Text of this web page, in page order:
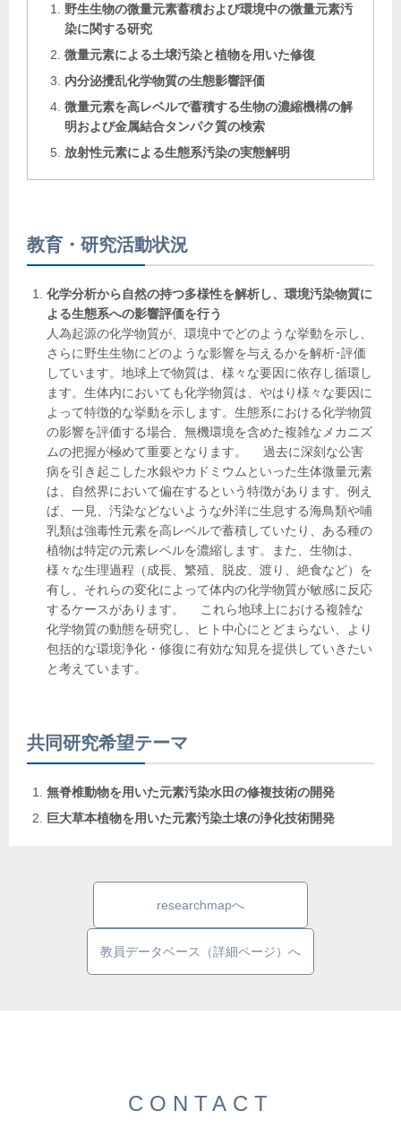
野生生物の微量元素蓄積および環境中の微量元素汚
染に関する研究
微量元素による土壌汚染と植物を用いた修復
内分泌攪乱化学物質の生態影響評価
微量元素を高レベルで蓄積する生物の濃縮機構の解
明および金属結合タンパク質の検索
放射性元素による生態系汚染の実態解明
教育・研究活動状況
化学分析から自然の持つ多様性を解析し、環境汚染物質に
よる生態系への影響評価を行う
人為起源の化学物質が、環境中でどのような挙動を示し、
さらに野生生物にどのような影響を与えるかを解析･評価
しています。地球上で物質は、様々な要因に依存し循環し
ます。生体内においても化学物質は、やはり様々な要因に
よって特徴的な挙動を示します。生態系における化学物質
の影響を評価する場合、無機環境を含めた複雑なメカニズ
ムの把握が極めて重要となります。 過去に深刻な公害
病を引き起こした水銀やカドミウムといった生体微量元素
は、自然界において偏在するという特徴があります。例え
ば、一見、汚染などないような外洋に生息する海鳥類や哺
乳類は強毒性元素を高レベルで蓄積していたり、ある種の
植物は特定の元素レベルを濃縮します。また、生物は、
様々な生理過程（成長、繁殖、脱皮、渡り、絶食など）を
有し、それらの変化によって体内の化学物質が敏感に反応
するケースがあります。 これら地球上における複雑な
化学物質の動態を研究し、ヒト中心にとどまらない、より
包括的な環境浄化・修復に有効な知見を提供していきたい
と考えています。
共同研究希望テーマ
無脊椎動物を用いた元素汚染水田の修複技術の開発
巨大草本植物を用いた元素汚染土壌の浄化技術開発
researchmapへ
教員データベース（詳細ページ）へ
CONTACT